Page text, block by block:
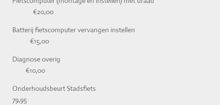
€20,00
Batterij fietscomputer vervangen instellen
€15,00
Diagnose overig
€10,00
Onderhoudsbeurt Stadsfiets
79,95